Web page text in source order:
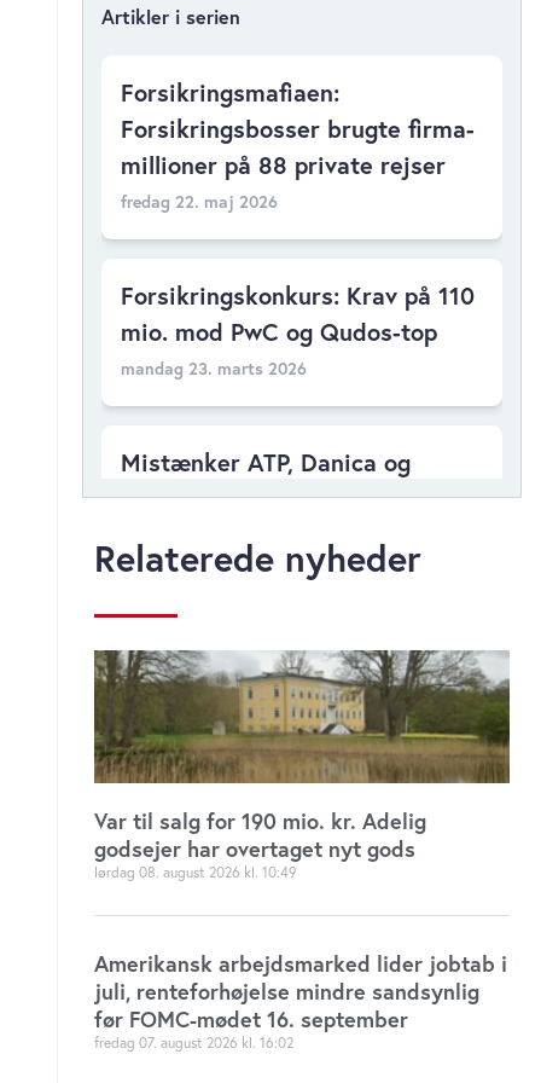
Artikler i serien
Forsikringsmafiaen:
Forsikringsbosser brugte firma-
millioner på 88 private rejser
fredag 22. maj 2026
Forsikringskonkurs: Krav på 110
mio. mod PwC og Qudos-top
mandag 23. marts 2026
Mistænker ATP, Danica og
PensionDanmark for mio-snyd
onsdag 10. december 2025
Fjerde forsikringskonkurs på vej
inden årsskiftet
onsdag 05. november 2025
S-ministre tavse om kriseramt
forsikringsselskab: Beskytter
Undren over passive ejere og
Relaterede nyheder
Var til salg for 190 mio. kr. Adelig
godsejer har overtaget nyt gods
lørdag 08. august 2026 10:49
Amerikansk arbejdsmarked lider jobtab i
juli, renteforhøjelse mindre sandsynlig
før FOMC-mødet 16. september
fredag 07. august 2026 16:02